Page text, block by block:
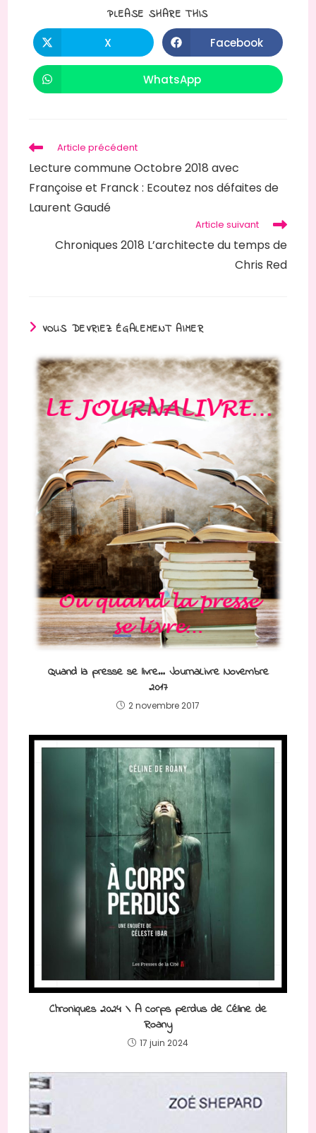
PLEASE SHARE THISPARTAGER
Ouvrir
dans
une
X Ouvrir
dans
une
Facebook
Ouvrir
dans
WhatsApp
Read
articles
Article précédent
Lecture commune Octobre 2018 avec
Françoise et Franck : Ecoutez nos défaites de
Laurent Gaudé
Article suivant
Chroniques 2018 L’architecte du temps de
Chris Red
VOUS DEVRIEZ ÉGALEMENT AIMER
Quand la presse se livre… JournaLivre Novembre
2017
2 novembre 2017
Chroniques 2024 \ A corps perdus de Céline de
Roany
17 juin 2024